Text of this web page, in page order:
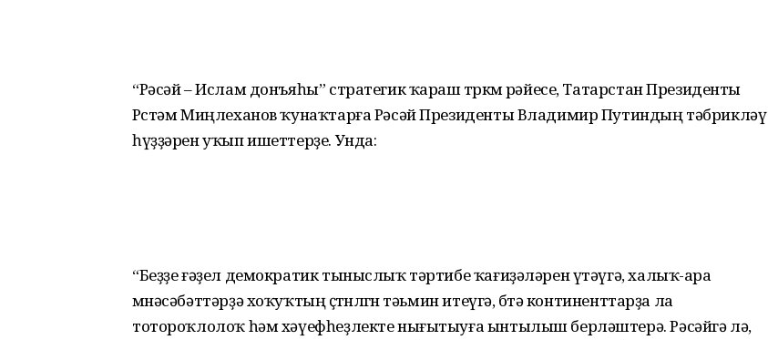
“Рәсәй – Ислам донъяһы” стратегик ҡараш төркөмө рәйесе, Татарстан Президенты
Рөстәм Миңлеханов ҡунаҡтарға Рәсәй Президенты Владимир Путиндың тәбрикләү
һүҙҙәрен уҡып ишеттерҙе. Унда:
“Беҙҙе ғәҙел демократик тыныслыҡ тәртибе ҡағиҙәләрен үтәүгә, халыҡ-ара
мөнәсәбәттәрҙә хоҡуҡтың өҫтөн­лөгөн тәьмин итеүгә, бөтә континент­тарҙа ла
тотороҡлолоҡ һәм хәүефһеҙ­лекте нығытыуға ынтылыш берләш­терә. Рәсәйгә лә,